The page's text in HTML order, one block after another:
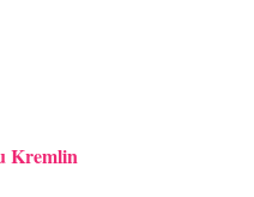
Kremlin